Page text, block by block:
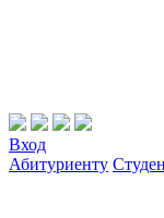
Вход
Абитуриенту